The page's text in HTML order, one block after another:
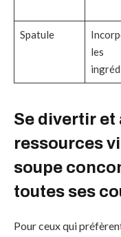
Spatule
les
Se divertir et
ressources
soupe
toutes ses
Pour ceux qui